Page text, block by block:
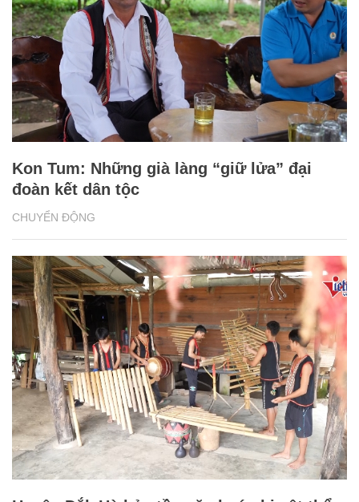
CHUYỂN ĐỘNG
Kon Tum: Những già làng “giữ lửa” đại
đoàn kết dân tộc